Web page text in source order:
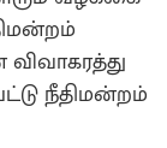
நீதிமன்றம்